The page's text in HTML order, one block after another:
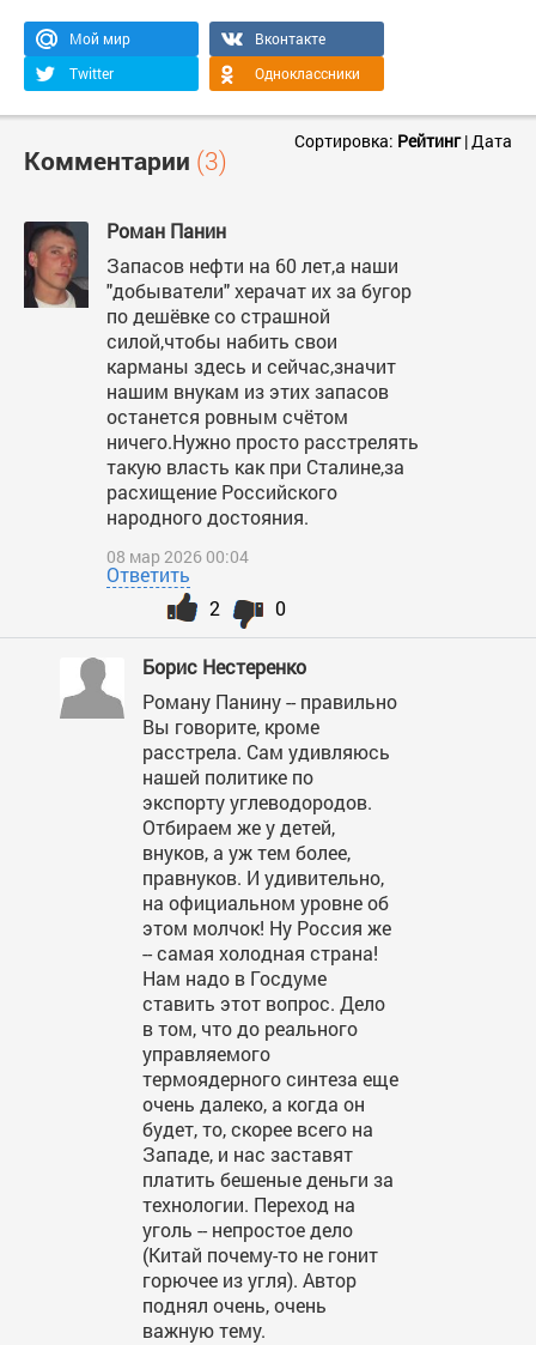
Мой мир
Вконтакте
Twitter
Одноклассники
Комментарии (3)
Сортировка: Рейтинг|Дата
Роман Панин
Запасов нефти на 60 лет,а наши
"добыватели" херачат их за бугор
по дешёвке со страшной
силой,чтобы набить свои
карманы здесь и сейчас,значит
нашим внукам из этих запасов
останется ровным счётом
ничего.Нужно просто расстрелять
такую власть как при Сталине,за
расхищение Российского
народного достояния.
08 мар 2026 00:04
Ответить
0
2
Борис Нестеренко
Роману Панину -- правильно
Вы говорите, кроме
расстрела. Сам удивляюсь
нашей политике по
экспорту углеводородов.
Отбираем же у детей,
внуков, а уж тем более,
правнуков. И удивительно,
на официальном уровне об
этом молчок! Ну Россия же
-- самая холодная страна!
Нам надо в Госдуме
ставить этот вопрос. Дело
в том, что до реального
управляемого
термоядерного синтеза еще
очень далеко, а когда он
будет, то, скорее всего на
Западе, и нас заставят
платить бешеные деньги за
технологии. Переход на
уголь -- непростое дело
(Китай почему-то не гонит
горючее из угля). Автор
поднял очень, очень
важную тему.